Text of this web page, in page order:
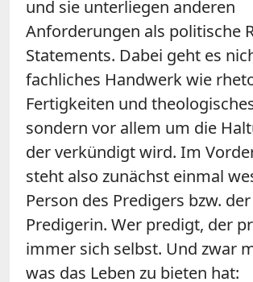
und sie unterliegen anderen
Anforderungen als politische
Statements. Dabei geht es
fachliches Handwerk wie
Fertigkeiten und
sondern vor allem um die
der verkündigt wird. Im
steht also zunächst einmal
Person des Predigers bzw. der
Predigerin. Wer predigt, der
immer sich selbst. Und zwar
was das Leben zu bieten hat: